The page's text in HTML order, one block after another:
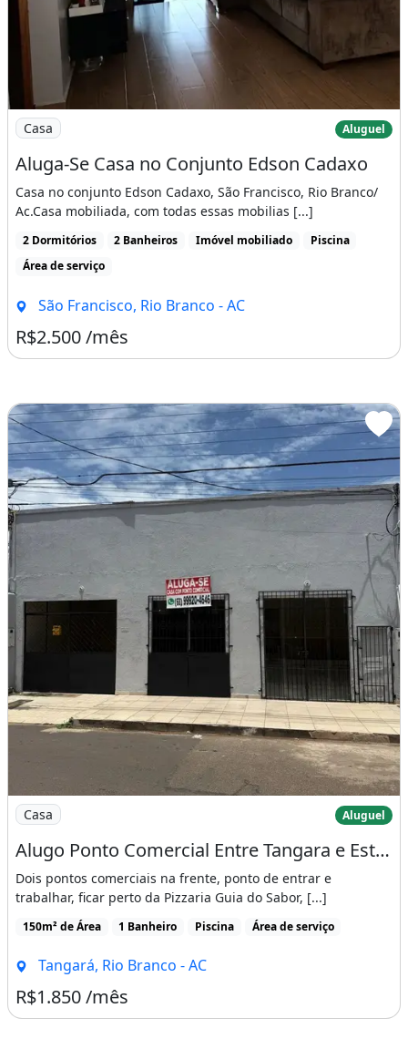
Imagem: Aluga-Se Casa no Conjunto Edson Cadaxo
Casa Aluguel
Aluga-Se Casa no Conjunto Edson Cadaxo
Casa no conjunto Edson Cadaxo, São Francisco, Rio Branco/
Ac.Casa mobiliada, com todas essas mobilias [...]
2 Dormitórios 2 Banheiros Imóvel mobiliado
Piscina
Área de serviço
São Francisco, Rio Branco - AC
R$2.500 /mês
Imagem: Alugo Ponto Comercial Entre Tangara e Estação
Casa Aluguel
Alugo Ponto Comercial Entre Tangara e Estação
Dois pontos comerciais na frente, ponto de entrar e
trabalhar, ficar perto da Pizzaria Guia do Sabor, [...]
150m² de Área 1 Banheiro Piscina Área de serviço
Tangará, Rio Branco - AC
R$1.850 /mês